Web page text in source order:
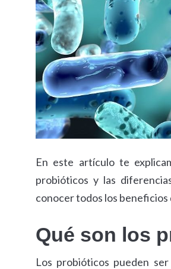
En este artículo te
probióticos y las
conocer todos los
Qué son los
Los probióticos pueden